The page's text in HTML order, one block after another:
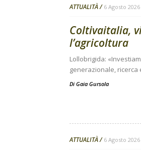
ATTUALITÀ 6 Agosto 2026
Coltivaitalia,
l’agricoltura
Lollobrigida:
generazionale,
Di Gaia Gursola
ATTUALITÀ 6 Agosto 2026